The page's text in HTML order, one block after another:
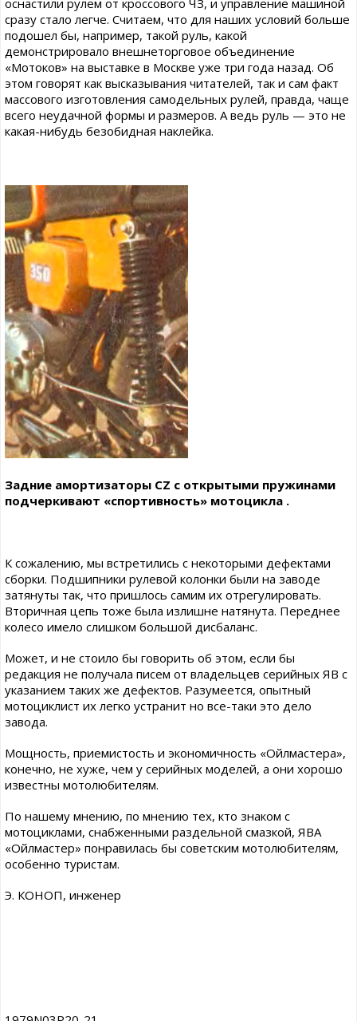
оснастили рулем от кроссового ЧЗ, и управление машиной
сразу стало легче. Считаем, что для наших условий больше
подошел бы, например, такой руль, какой
демонстрировало внешнеторговое объединение
«Мотоков» на выставке в Москве уже три года назад. Об
этом говорят как высказывания читателей, так и сам факт
массового изготовления самодельных рулей, правда, чаще
всего неудачной формы и размеров. А ведь руль — это не
какая-нибудь безобидная наклейка.
Задние амортизаторы CZ с открытыми пружинами
подчеркивают «спортивность» мотоцикла .
К сожалению, мы встретились с некоторыми дефектами
сборки. Подшипники рулевой колонки были на заводе
затянуты так, что пришлось самим их отрегулировать.
Вторичная цепь тоже была излишне натянута. Переднее
колесо имело слишком большой дисбаланс.
Может, и не стоило бы говорить об этом, если бы
редакция не получала писем от владельцев серийных ЯВ с
указанием таких же дефектов. Разумеется, опытный
мотоциклист их легко устранит но все-таки это дело
завода.
Мощность, приемистость и экономичность «Ойлмастера»,
конечно, не хуже, чем у серийных моделей, а они хорошо
известны мотолюбителям.
По нашему мнению, по мнению тех, кто знаком с
мотоциклами, снабженными раздельной смазкой, ЯВА
«Ойлмастер» понравилась бы советским мотолюбителям,
особенно туристам.
Э. КОНОП, инженер